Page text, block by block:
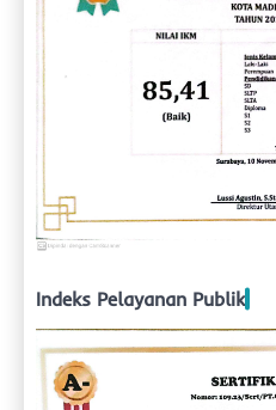
Indeks Pelayanan Publik